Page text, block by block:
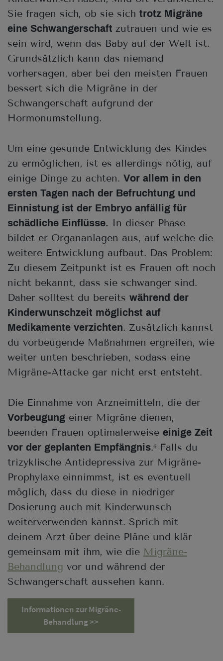
Sie fragen sich, ob sie sich trotz Migräne
eine Schwangerschaft zutrauen und wie es
sein wird, wenn das Baby auf der Welt ist.
Grundsätzlich kann das niemand
vorhersagen, aber bei den meisten Frauen
bessert sich die Migräne in der
Schwangerschaft aufgrund der
Hormonumstellung.
Um eine gesunde Entwicklung des Kindes
zu ermöglichen, ist es allerdings nötig, auf
einige Dinge zu achten. Vor allem in den
ersten Tagen nach der Befruchtung und
Einnistung ist der Embryo anfällig für
schädliche Einflüsse. In dieser Phase
bildet er Organanlagen aus, auf welche die
weitere Entwicklung aufbaut. Das Problem:
Zu diesem Zeitpunkt ist es Frauen oft noch
nicht bekannt, dass sie schwanger sind.
Daher solltest du bereits während der
Kinderwunschzeit möglichst auf
Medikamente verzichten. Zusätzlich kannst
du vorbeugende Maßnahmen ergreifen, wie
weiter unten beschrieben, sodass eine
Migräne-Attacke gar nicht erst entsteht.
Die Einnahme von Arzneimitteln, die der
Vorbeugung einer Migräne dienen,
beenden Frauen optimalerweise einige Zeit
vor der geplanten Empfängnis.6
Falls du
trizyklische Antidepressiva zur Migräne-
Prophylaxe einnimmst, ist es eventuell
möglich, dass du diese in niedriger
Dosierung auch mit Kinderwunsch
weiterverwenden kannst. Sprich mit
deinem Arzt über deine Pläne und klär
gemeinsam mit ihm, wie die Migräne-
Behandlung vor und während der
Schwangerschaft aussehen kann.
Informationen zur Migräne-
Behandlung >>